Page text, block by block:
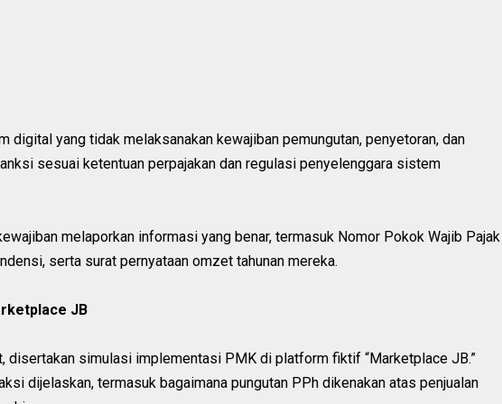
digital yang tidak melaksanakan kewajiban pemungutan, penyetoran, dan
sesuai ketentuan perpajakan dan regulasi penyelenggara sistem
melaporkan informasi yang benar, termasuk Nomor Pokok Wajib Pajak
serta surat pernyataan omzet tahunan mereka.
JB
disertakan simulasi implementasi PMK di platform fiktif “Marketplace JB.”
dijelaskan, termasuk bagaimana pungutan PPh dikenakan atas penjualan